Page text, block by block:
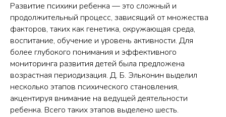
Развитие психики ребенка — это сложный и
продолжительный процесс, зависящий от множества
факторов, таких как генетика, окружающая среда,
воспитание, обучение и уровень активности. Для
более глубокого понимания и эффективного
мониторинга развития детей была предложена
возрастная периодизация. Д. Б. Эльконин выделил
несколько этапов психического становления,
акцентируя внимание на ведущей деятельности
ребенка. Всего таких этапов выделено шесть.